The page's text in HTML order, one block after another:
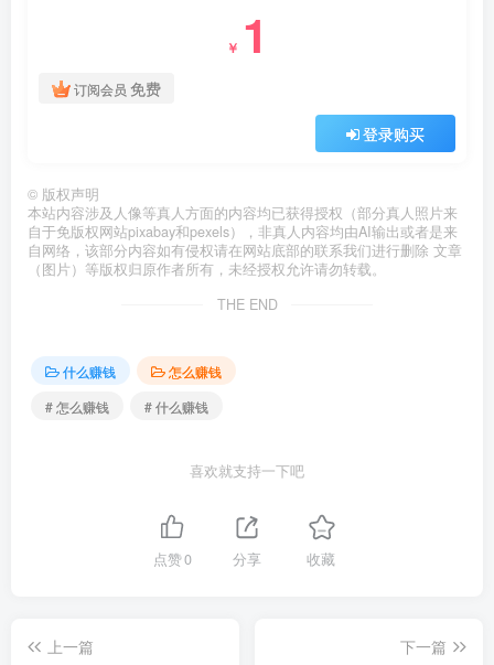
￥ 1
订阅会员 免费
登录购买
© 版权声明
本站内容涉及人像等真人方面的内容均已获得授权（部分真人照片来
自于免版权网站pixabay和pexels），非真人内容均由AI输出或者是来
自网络，该部分内容如有侵权请在网站底部的联系我们进行删除 文章
（图片）等版权归原作者所有，未经授权允许请勿转载。
THE END
什么赚钱
怎么赚钱
# 怎么赚钱
# 什么赚钱
喜欢就支持一下吧
点赞0 分享 收藏
上一篇
下一篇